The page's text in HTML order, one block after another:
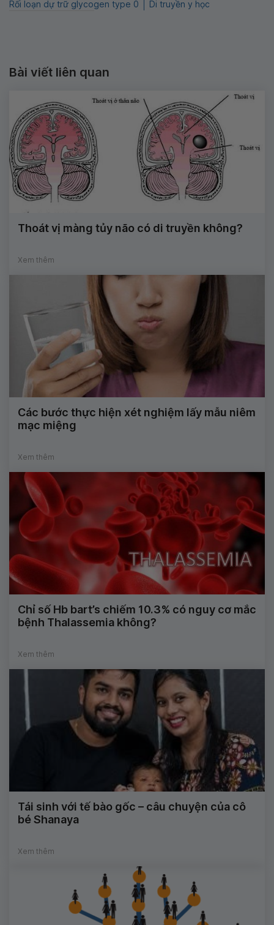
Rối loạn dự trữ glycogen type 0 Di truyền y học
Bài viết liên quan
Thoát vị màng tủy não có di truyền không?
Xem thêm
Các bước thực hiện xét nghiệm lấy mẫu niêm
mạc miệng
Xem thêm
Chỉ số Hb bart’s chiếm 10.3% có nguy cơ mắc
bệnh Thalassemia không?
Xem thêm
Tái sinh với tế bào gốc – câu chuyện của cô
bé Shanaya
Xem thêm